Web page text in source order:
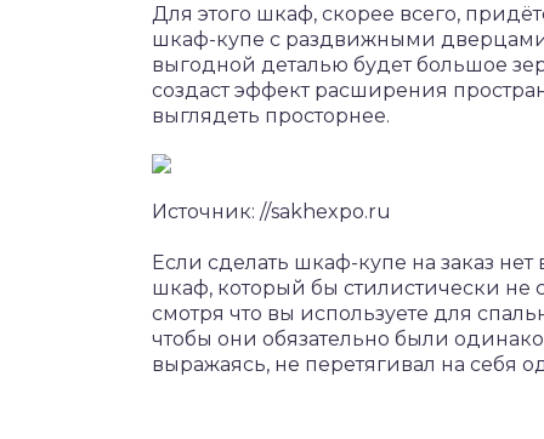
Для этого шкаф, скорее всего,
шкаф-купе с раздвижными
выгодной деталью будет большое
создаст эффект расширения
выглядеть просторнее.
Источник: //sakhexpo.ru
Если сделать шкаф-купе на заказ
шкаф, который бы стилистически не
смотря что вы используете для
чтобы они обязательно были
выражаясь, не перетягивал на себя